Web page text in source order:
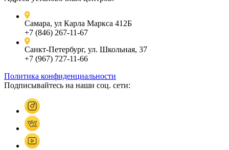
Самара, ул Карла Маркса 412Б
+7 (846) 267-11-67
Санкт-Петербург, ул. Школьная, 37
+7 (967) 727-11-66
Политика конфиденциальности
Подписывайтесь на наши соц. сети: